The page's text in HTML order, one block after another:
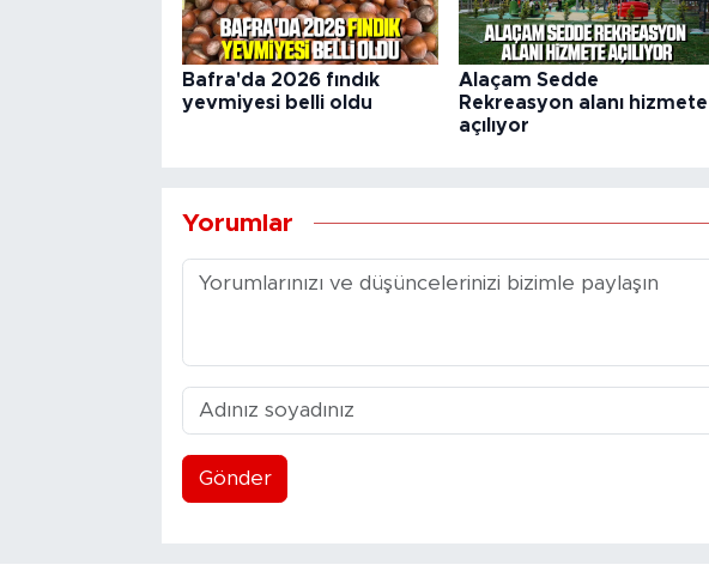
Bafra'da 2026 fındık
yevmiyesi belli oldu
Alaçam Sedde
Rekreasyon alanı hizmete
açılıyor
Yorumlar
Gönder